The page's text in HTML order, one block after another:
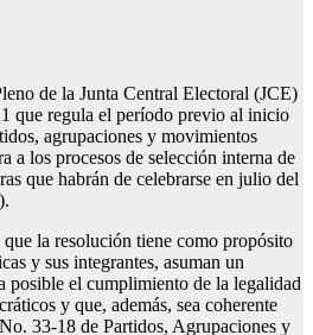
de la Junta Central Electoral (JCE)
que regula el período previo al inicio
agrupaciones y movimientos
a los procesos de selección interna de
que habrán de celebrarse en julio del
la resolución tiene como propósito
y sus integrantes, asuman un
posible el cumplimiento de la legalidad
y que, además, sea coherente
33-18 de Partidos, Agrupaciones y